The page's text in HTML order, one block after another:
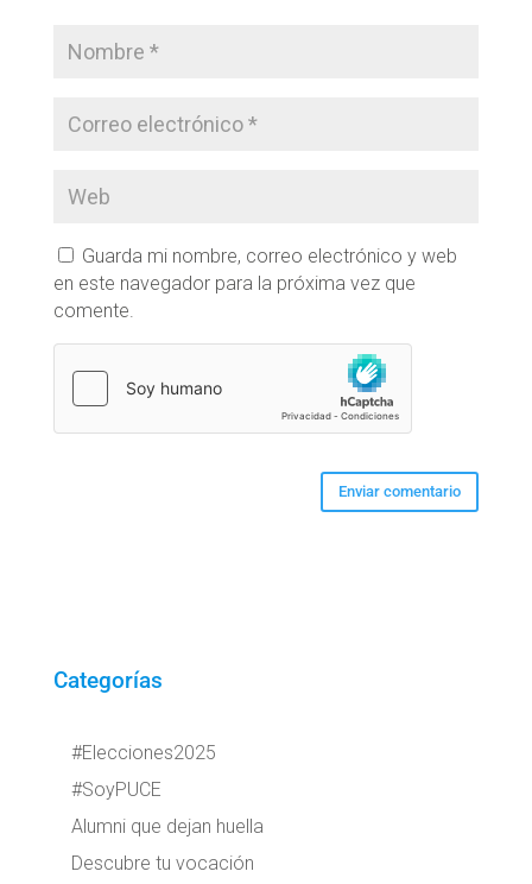
Guarda mi nombre, correo electrónico y web
en este navegador para la próxima vez que
comente.
Categorías
#Elecciones2025
#SoyPUCE
Alumni que dejan huella
Descubre tu vocación